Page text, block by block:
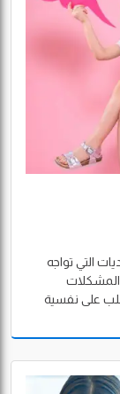
التي تواجه
المشكلات
على نفسية